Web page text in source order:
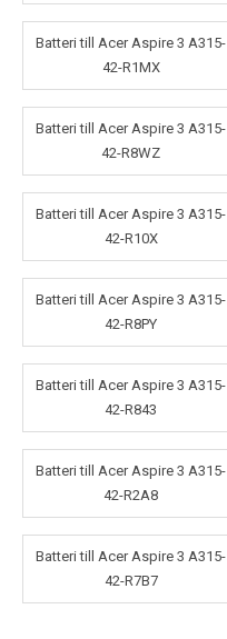
Batteri till Acer Aspire 3 A315-
42-R1MX
Batteri till Acer Aspire 3 A315-
42-R8WZ
Batteri till Acer Aspire 3 A315-
42-R10X
Batteri till Acer Aspire 3 A315-
42-R8PY
Batteri till Acer Aspire 3 A315-
42-R843
Batteri till Acer Aspire 3 A315-
42-R2A8
Batteri till Acer Aspire 3 A315-
42-R7B7